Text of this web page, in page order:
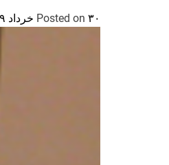
Posted on ۳۰ خرداد ۱۳۸۹